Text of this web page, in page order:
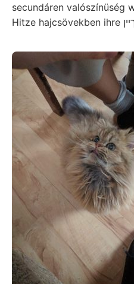
secundáren valószínüség